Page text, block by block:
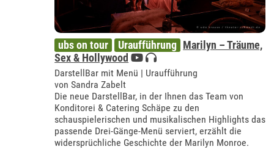
ubs on tour Uraufführung Marilyn – Träume,
Sex & Hollywood
DarstellBar mit Menü | Uraufführung
von Sandra Zabelt
Die neue DarstellBar, in der Ihnen das Team von
Konditorei & Catering Schäpe zu den
schauspielerischen und musikalischen Highlights das
passende Drei-Gänge-Menü serviert, erzählt die
widersprüchliche Geschichte der Marilyn Monroe.